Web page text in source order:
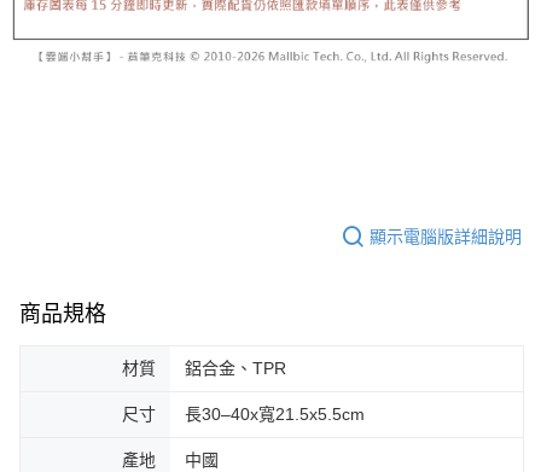
顯示電腦版詳細說明
商品規格
材質 鋁合金、TPR
尺寸 長30–40x寬21.5x5.5cm
產地 中國